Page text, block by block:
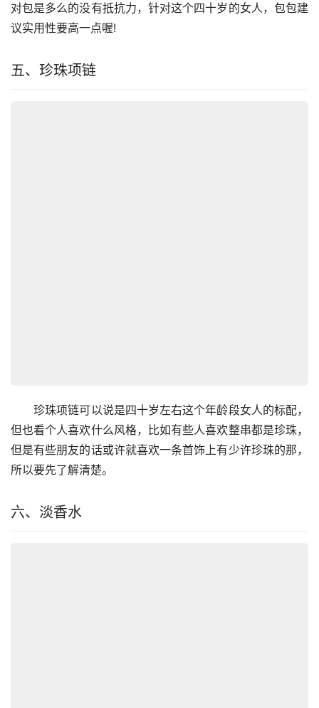
对包是多么的没有抵抗力，针对这个四十岁的女人，包包建
议实用性要高一点喔!
五、珍珠项链
珍珠项链可以说是四十岁左右这个年龄段女人的标配，
但也看个人喜欢什么风格，比如有些人喜欢整串都是珍珠，
但是有些朋友的话或许就喜欢一条首饰上有少许珍珠的那，
所以要先了解清楚。
六、淡香水